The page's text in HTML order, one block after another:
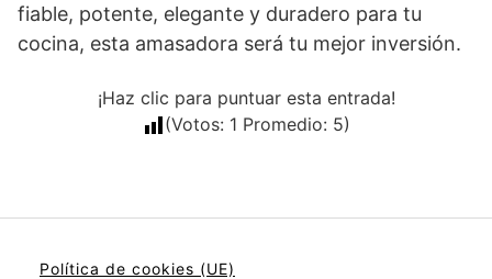
fiable, potente, elegante y duradero para tu
cocina, esta amasadora será tu mejor inversión.
¡Haz clic para puntuar esta entrada!
(Votos: 1 Promedio: 5)
Política de cookies (UE)